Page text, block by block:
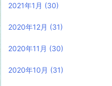
2021年1月 (30)
2020年12月 (31)
2020年11月 (30)
2020年10月 (31)